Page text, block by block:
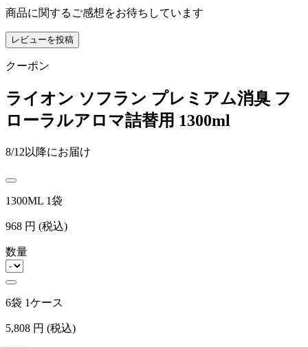
商品に関するご感想をお待ちしています
レビューを投稿
クーポン
ライオン ソフラン プレミアム消臭 フ
ローラルアロマ詰替用 1300ml
8/12以降にお届け
1300ML 1袋
968 円 (税込)
数量
6袋 1ケース
5,808 円 (税込)